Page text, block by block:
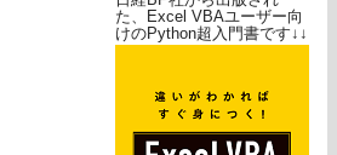
た、Excel VBAユーザー向
けのPython超入門書です↓↓